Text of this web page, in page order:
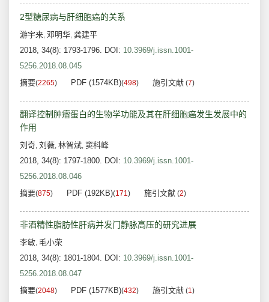
2型糖尿病与肝细胞癌的关系
游宇来, 邓明华, 龚建平
2018, 34(8): 1793-1796. DOI: 10.3969/j.issn.1001-
5256.2018.08.045
摘要(2265) PDF (1574KB)(498) 施引文献 (7)
翻译控制肿瘤蛋白的生物学功能及其在肝细胞癌发生发展中的
作用
刘奇, 刘薇, 林智斌, 窦科峰
2018, 34(8): 1797-1800. DOI: 10.3969/j.issn.1001-
5256.2018.08.046
摘要(875) PDF (192KB)(171) 施引文献 (2)
非酒精性脂肪性肝病并发门静脉高压的研究进展
李敏, 毛小荣
2018, 34(8): 1801-1804. DOI: 10.3969/j.issn.1001-
5256.2018.08.047
摘要(2048) PDF (1577KB)(432) 施引文献 (1)